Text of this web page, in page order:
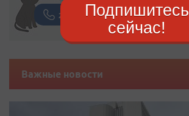
Важные новости
Подпишитесь
сейчас!